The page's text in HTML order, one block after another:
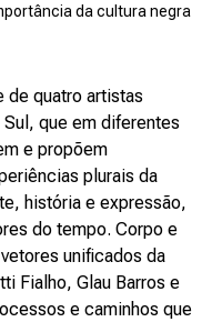
da cultura negra
de quatro artistas
que em diferentes
e propõem
plurais da
história e expressão,
do tempo. Corpo e
unificados da
Fialho, Glau Barros e
e caminhos que